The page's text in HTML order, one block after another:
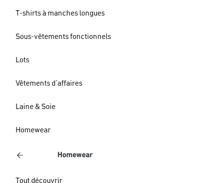
T-shirts à manches longues
Sous-vêtements fonctionnels
Lots
Vêtements d´affaires
Laine & Soie
Homewear
Homewear
Tout découvrir